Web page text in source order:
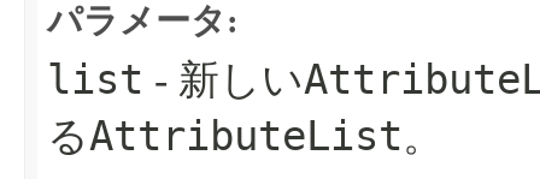
パラメータ:
list - 新しい
るAttributeList。